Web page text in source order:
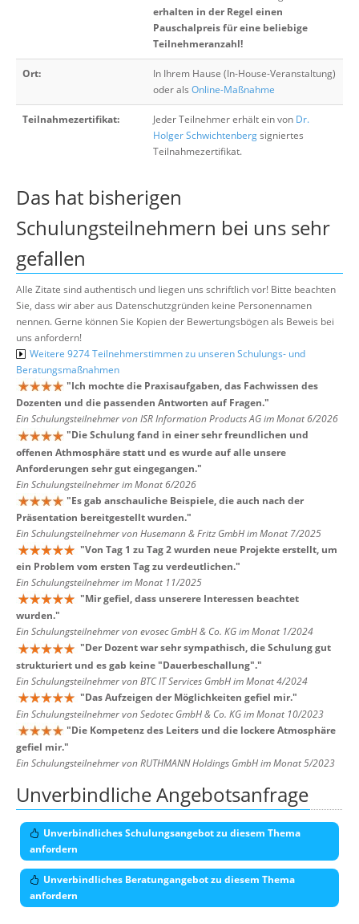
erhalten in der Regel einen
Pauschalpreis für eine beliebige
Teilnehmeranzahl!
Ort:
In Ihrem Hause (In-House-Veranstaltung)
oder als Online-Maßnahme
Teilnahmezertifikat: Jeder Teilnehmer erhält ein von Dr.
Holger Schwichtenbergsigniertes
Teilnahmezertifikat.
Das hat bisherigen
Schulungsteilnehmern bei uns sehr
gefallen
Alle Zitate sind authentisch und liegen uns schriftlich vor! Bitte beachten
Sie, dass wir aber aus Datenschutzgründen keine Personennamen
nennen. Gerne können Sie Kopien der Bewertungsbögen als Beweis bei
uns anfordern!
Weitere 9274 Teilnehmerstimmen zu unseren Schulungs- und
Beratungsmaßnahmen
"Ich mochte die Praxisaufgaben, das Fachwissen des
Dozenten und die passenden Antworten auf Fragen."
Ein Schulungsteilnehmer von ISR Information Products AG im Monat 6/2026
"Die Schulung fand in einer sehr freundlichen und
offenen Athmosphäre statt und es wurde auf alle unsere
Anforderungen sehr gut eingegangen."
Ein Schulungsteilnehmer im Monat 6/2026
"Es gab anschauliche Beispiele, die auch nach der
Präsentation bereitgestellt wurden."
Ein Schulungsteilnehmer von Husemann & Fritz GmbH im Monat 7/2025
"Von Tag 1 zu Tag 2 wurden neue Projekte erstellt, um
ein Problem vom ersten Tag zu verdeutlichen."
Ein Schulungsteilnehmer im Monat 11/2025
"Mir gefiel, dass unserere Interessen beachtet
wurden."
Ein Schulungsteilnehmer von evosec GmbH & Co. KG im Monat 1/2024
"Der Dozent war sehr sympathisch, die Schulung gut
strukturiert und es gab keine "Dauerbeschallung"."
Ein Schulungsteilnehmer von BTC IT Services GmbH im Monat 4/2024
"Das Aufzeigen der Möglichkeiten gefiel mir."
Ein Schulungsteilnehmer von Sedotec GmbH & Co. KG im Monat 10/2023
"Die Kompetenz des Leiters und die lockere Atmosphäre
gefiel mir."
Ein Schulungsteilnehmer von RUTHMANN Holdings GmbH im Monat 5/2023
Unverbindliche Angebotsanfrage
Unverbindliches Schulungsangebot zu diesem Thema
anfordern
Unverbindliches Beratungangebot zu diesem Thema
anfordern